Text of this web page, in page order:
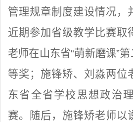
管理规章制度建设情况，
近期参加省级教学比赛取
老师在山东省“萌新磨课”
等奖；施锋矫、刘淼两位
东省全省学校思想政治
赛。随后，施锋矫老师以